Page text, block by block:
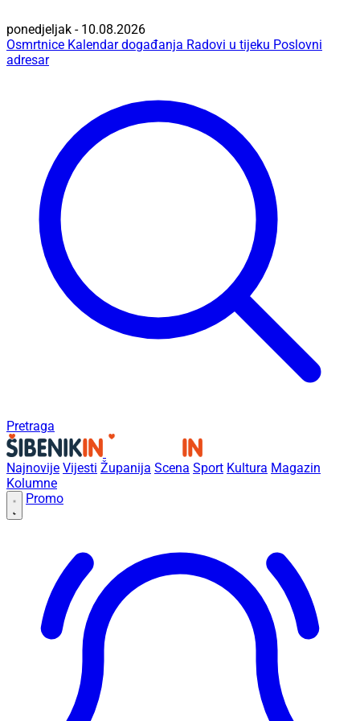
ponedjeljak - 10.08.2026
Osmrtnice Kalendar događanja Radovi u tijeku Poslovni
adresar
Pretraga
Najnovije Vijesti Županija Scena Sport Kultura Magazin
Kolumne
Promo